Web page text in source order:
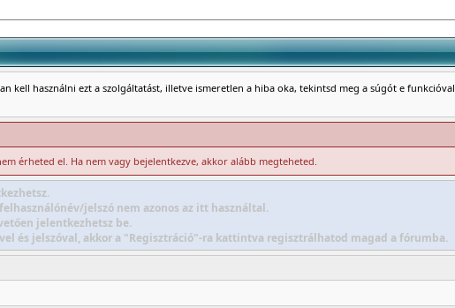
kell használni ezt a szolgáltatást, illetve ismeretlen a hiba oka, tekintsd meg a súgót e funkcióval
érheted el. Ha nem vagy bejelentkezve, akkor alább megteheted.
felhasználónév/jelszó nem azonos az itt használtal.
jelentkezhetsz be.
és jelszóval, akkor a "Regisztráció"-ra kattintva regisztrálhatod magad a fórumba.